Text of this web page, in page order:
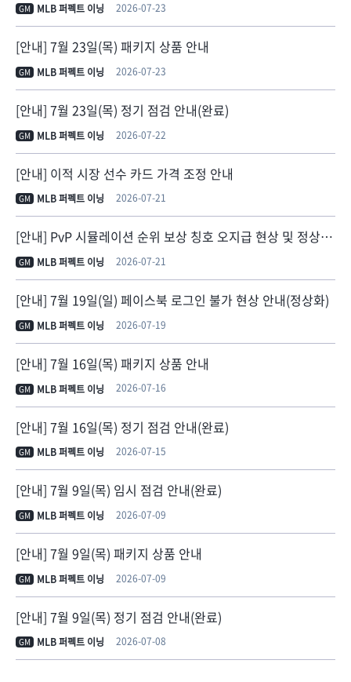
GM MLB 퍼펙트 이닝 2026-07-23
[안내] 7월 23일(목) 패키지 상품 안내
GM MLB 퍼펙트 이닝 2026-07-23
[안내] 7월 23일(목) 정기 점검 안내(완료)
GM MLB 퍼펙트 이닝 2026-07-22
[안내] 이적 시장 선수 카드 가격 조정 안내
GM MLB 퍼펙트 이닝 2026-07-21
[안내] PvP 시뮬레이션 순위 보상 칭호 오지급 현상 및 정상 지급 안내
GM MLB 퍼펙트 이닝 2026-07-21
[안내] 7월 19일(일) 페이스북 로그인 불가 현상 안내(정상화)
GM MLB 퍼펙트 이닝 2026-07-19
[안내] 7월 16일(목) 패키지 상품 안내
GM MLB 퍼펙트 이닝 2026-07-16
[안내] 7월 16일(목) 정기 점검 안내(완료)
GM MLB 퍼펙트 이닝 2026-07-15
[안내] 7월 9일(목) 임시 점검 안내(완료)
GM MLB 퍼펙트 이닝 2026-07-09
[안내] 7월 9일(목) 패키지 상품 안내
GM MLB 퍼펙트 이닝 2026-07-09
[안내] 7월 9일(목) 정기 점검 안내(완료)
GM MLB 퍼펙트 이닝 2026-07-08